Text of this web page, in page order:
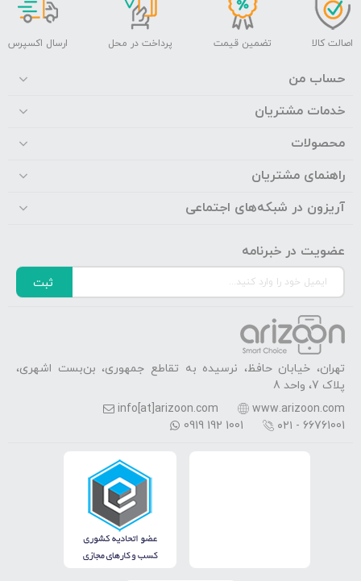
اصالت کالا تضمین قیمت پرداخت در محل ارسال اکسپرس
حساب من
خدمات مشتریان
محصولات
راهنمای مشتریان
آریزون در شبکه‌های اجتماعی
عضویت در خبرنامه
ثبت
تهران، خیابان حافظ، نرسیده به تقاطع جمهوری، بن‌بست اشهری،
پلاک 7، واحد 8
www.arizoon.com
info[at]arizoon.com
۰۲۱ - 66761001
0919 192 1001